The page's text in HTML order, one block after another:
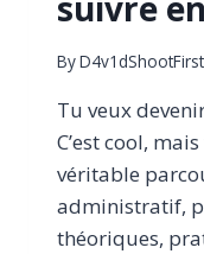
ByD4v1dShootFirst
Tu veux
C’est cool,
véritable
administratif,
théoriques,